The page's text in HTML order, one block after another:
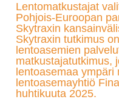
Lentomatkustajat
Pohjois-Euroopan
Skytraxin
Skytraxin tutkimus
lentoasemien
matkustajatutkimus,
lentoasemaa
lentoasemayhtiö
huhtikuuta 2025.